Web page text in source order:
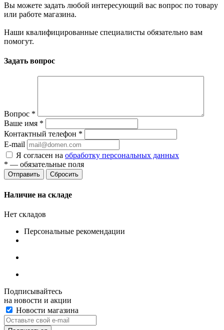
Вы можете задать любой интересующий вас вопрос по товару
или работе магазина.
Наши квалифицированные специалисты обязательно вам
помогут.
Задать вопрос
Вопрос *
Ваше имя *
Контактный телефон *
E-mail
Я согласен на обработку персональных данных
* — обязательные поля
Сбросить
Наличие на складе
Нет складов
Персональные рекомендации
Подписывайтесь
на новости и акции
Новости магазина